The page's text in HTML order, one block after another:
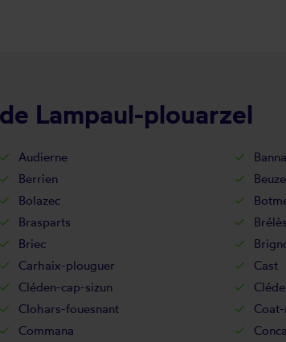
Lampaul-plouarzel
Audierne
Berrien
Bolazec
Brasparts
Brélès
Briec
Carhaix-plouguer
Cast
Cléden-cap-sizun
Clohars-fouesnant
Commana